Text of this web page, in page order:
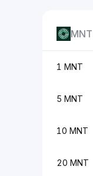
MNT
1 MNT
5 MNT
10 MNT
20 MNT